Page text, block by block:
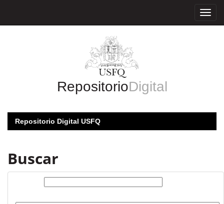
RepositorioDigital
Repositorio Digital USFQ
Buscar